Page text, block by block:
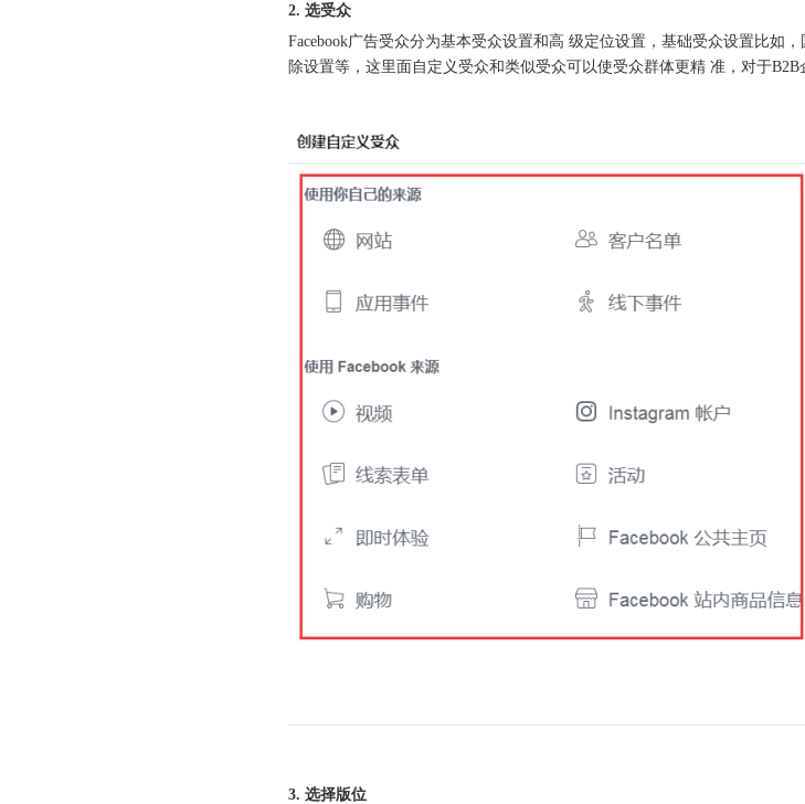
2. 选受众
Facebook广告受众分为基本受众设置和高 级定位设置，基础受众设置比如
除设置等，这里面自定义受众和类似受众可以使受众群体更精 准，对于
3. 选择版位